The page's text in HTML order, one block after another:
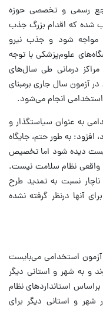
رسمی و تخصصی حوزه
شده که اقدام بزرگ جذب
مواجه شود و جذب نیرو
علوم‌پزشکی با توجه
مراکز درمانی طی سال‌های
در آزمون سال جاری برمبنای
انجام می‌شود.
به عنوان سیاستگذار و
افزود: به طور حتم، جایگاه
دیده شود اما تخصیص
واقعی نظام سلامت نیست.
ناچار نسبت به تمدید طرح
آنها درنظر گرفته نشده
استخدامی می‌بایست
و به شهر و استانی دیگر
استانداردهای نظام
و استانی دیگر برای